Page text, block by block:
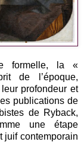
formelle, la «
de l’époque,
profondeur et
publications de
de Ryback,
une étape
juif contemporain